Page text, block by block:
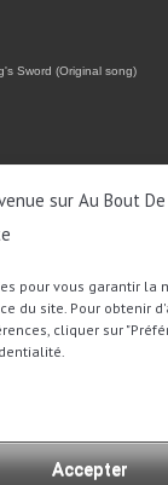
sur Au Bout
pour vous garantir la
du site. Pour obtenir
cliquer sur
Accepter
Sword (Original song)
FACEBOOK
Tweet to